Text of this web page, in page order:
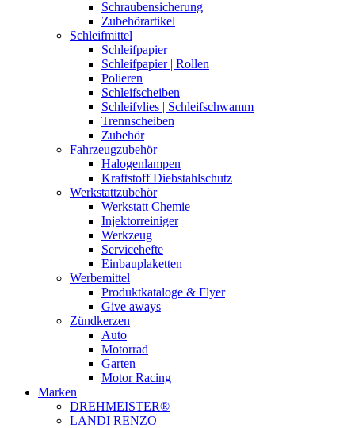
Schraubensicherung
Zubehörartikel
Schleifmittel
Schleifpapier
Schleifpapier | Rollen
Polieren
Schleifscheiben
Schleifvlies | Schleifschwamm
Trennscheiben
Zubehör
Fahrzeugzubehör
Halogenlampen
Kraftstoff Diebstahlschutz
Werkstattzubehör
Werkstatt Chemie
Injektorreiniger
Werkzeug
Servicehefte
Einbauplaketten
Werbemittel
Produktkataloge & Flyer
Give aways
Zündkerzen
Auto
Motorrad
Garten
Motor Racing
Marken
DREHMEISTER®
LANDI RENZO